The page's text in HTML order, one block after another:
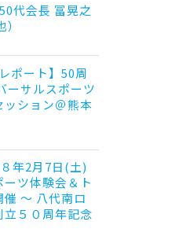
代会長 冨晃之
ポート】50周
ーサルスポーツ
ション＠熊本
年2月7日(土)
ツ体験会＆ト
～ 八代南ロ
５０周年記念